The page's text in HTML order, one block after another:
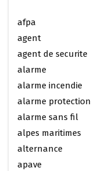
afpa
agent
agent de securite
alarme
alarme incendie
alarme protection
alarme sans fil
alpes maritimes
alternance
apave